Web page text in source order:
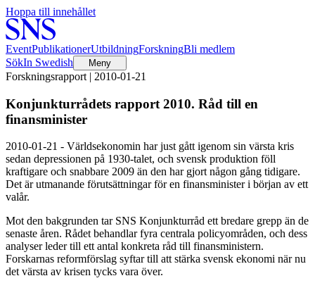
Hoppa till innehållet
EventPublikationerUtbildningForskningBli medlem
SökIn Swedish Meny
Forskningsrapport | 2010-01-21
Konjunkturrådets rapport 2010. Råd till en
finansminister
2010-01-21 - Världsekonomin har just gått igenom sin värsta kris
sedan depressionen på 1930-talet, och svensk produktion föll
kraftigare och snabbare 2009 än den har gjort någon gång tidigare.
Det är utmanande förutsättningar för en finansminister i början av ett
valår.
Mot den bakgrunden tar SNS Konjunkturråd ett bredare grepp än de
senaste åren. Rådet behandlar fyra centrala policyområden, och dess
analyser leder till ett antal konkreta råd till finansministern.
Forskarnas reformförslag syftar till att stärka svensk ekonomi när nu
det värsta av krisen tycks vara över.